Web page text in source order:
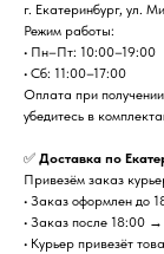
г. Екатеринбург, ул.
Режим работы:
• Пн–Пт: 10:00–19:00
• Сб: 11:00–17:00
Оплата при
убедитесь в
✅ Доставка по
Привезём заказ
• Заказ оформлен до
• Заказ после 18:00
• Курьер привезёт